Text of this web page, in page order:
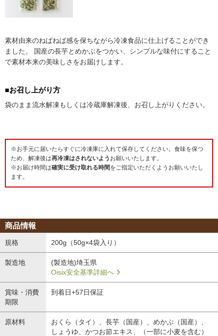
素材由来のねばねば感を保ちながら冷凍食品に仕上げることができ
ました。 国産の長芋とめかぶをつかい、シンプルな味付にすること
で素材本来の美味しさをお届けします。
■お召し上がり方
袋のまま流水解凍もしくは冷蔵庫解凍後、お召し上がりください。
※お手元に届いたらすぐに冷凍庫に入れて保存してください。食味を保つ
ため、解凍後は再冷凍はされないよう お願いいたします。
※お届け時間は確実に受け取れる時間をご指定いただくようお願いいたし
ます。